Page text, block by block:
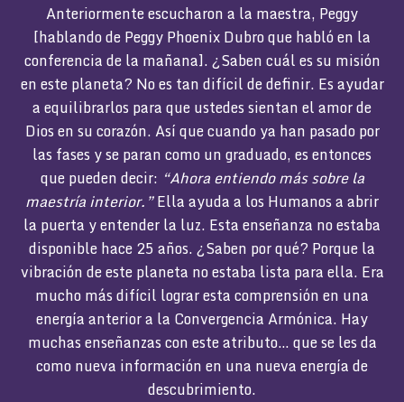
Anteriormente escucharon a la maestra, Peggy
[hablando de Peggy Phoenix Dubro que habló en la
conferencia de la mañana]. ¿Saben cuál es su misión
en este planeta? No es tan difícil de definir. Es ayudar
a equilibrarlos para que ustedes sientan el amor de
Dios en su corazón. Así que cuando ya han pasado por
las fases y se paran como un graduado, es entonces
que pueden decir: “Ahora entiendo más sobre la
maestría interior.”Ella ayuda a los Humanos a abrir
la puerta y entender la luz. Esta enseñanza no estaba
disponible hace 25 años. ¿Saben por qué? Porque la
vibración de este planeta no estaba lista para ella. Era
mucho más difícil lograr esta comprensión en una
energía anterior a la Convergencia Armónica. Hay
muchas enseñanzas con este atributo… que se les da
como nueva información en una nueva energía de
descubrimiento.